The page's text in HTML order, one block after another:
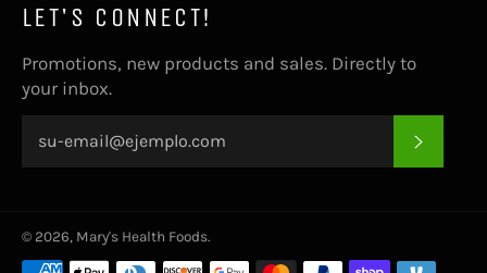
LET'S CONNECT!
Promotions, new products and sales. Directly to
your inbox.
© 2026, Mary's Health Foods.
Métodos